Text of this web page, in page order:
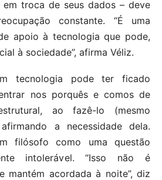
em troca de seus dados – deve
constante. “É uma
apoio à tecnologia que pode,
à sociedade”, afirma Véliz.
tecnologia pode ter ficado
nos porquês e comos de
ao fazê-lo (mesmo
a necessidade dela.
filósofo como uma questão
intolerável. “Isso não é
mantém acordada à noite”, diz